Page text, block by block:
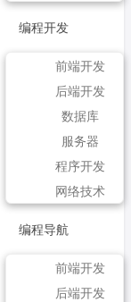
编程开发
前端开发
后端开发
数据库
服务器
程序开发
网络技术
编程导航
前端开发
后端开发